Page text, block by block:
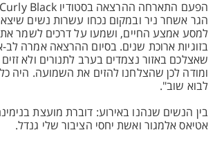
הגר אשחר ניר ובמקום נכחו עשרות נשים
למסע אמצע החיים, ושמעו על דרכים לשמר
בזוגיות ארוכת שנים. בסיום ההרצאה אמרה לב-
שאצלכם באזור נצמדים בערב לתנורים ולא
ומודה לכן שהצלחנו להזים את השמועה. היה
לבוא שוב".
בין הנשים שנהנו באירוע: דוברת מועצת
אטיאס אלמגור ואשת יחסי הציבור שלי גנדל.